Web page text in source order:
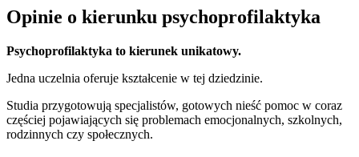
Opinie o kierunku psychoprofilaktyka
Psychoprofilaktyka to kierunek unikatowy.
Jedna uczelnia oferuje kształcenie w tej dziedzinie.
Studia przygotowują specjalistów, gotowych nieść pomoc w coraz
częściej pojawiających się problemach emocjonalnych, szkolnych,
rodzinnych czy społecznych.